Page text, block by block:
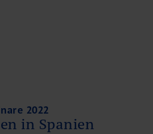
2022
in Spanien